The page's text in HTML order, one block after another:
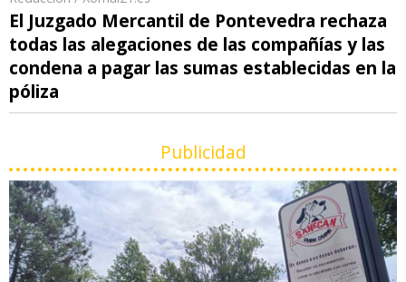
El Juzgado Mercantil de Pontevedra rechaza
todas las alegaciones de las compañías y las
condena a pagar las sumas establecidas en la
póliza
Publicidad